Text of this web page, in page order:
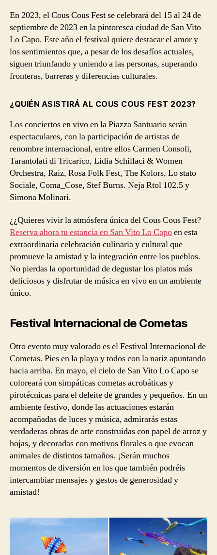
En 2023, el Cous Cous Fest se celebrará del 15 al 24 de
septiembre de 2023 en la pintoresca ciudad de San Vito
Lo Capo. Este año el festival quiere destacar el amor y
los sentimientos que, a pesar de los desafíos actuales,
siguen triunfando y uniendo a las personas, superando
fronteras, barreras y diferencias culturales.
¿QUIÉN ASISTIRÁ AL COUS COUS FEST 2023?
Los conciertos en vivo en la Piazza Santuario serán
espectaculares, con la participación de artistas de
renombre internacional, entre ellos Carmen Consoli,
Tarantolati di Tricarico, Lidia Schillaci & Women
Orchestra, Raiz, Rosa Folk Fest, The Kolors, Lo stato
Sociale, Coma_Cose, Stef Burns. Neja Rtol 102.5 y
Simona Molinari.
¿¿Quieres vivir la atmósfera única del Cous Cous Fest?
Reserva ahora tu estancia en San Vito Lo Capoen esta
extraordinaria celebración culinaria y cultural que
promueve la amistad y la integración entre los pueblos.
No pierdas la oportunidad de degustar los platos más
deliciosos y disfrutar de música en vivo en un ambiente
único.
Festival Internacional de Cometas
Otro evento muy valorado es el Festival Internacional de
Cometas. Pies en la playa y todos con la nariz apuntando
hacia arriba. En mayo, el cielo de San Vito Lo Capo se
coloreará con simpáticas cometas acrobáticas y
pirotécnicas para el deleite de grandes y pequeños. En un
ambiente festivo, donde las actuaciones estarán
acompañadas de luces y música, admirarás estas
verdaderas obras de arte construidas con papel de arroz y
hojas, y decoradas con motivos florales o que evocan
animales de distintos tamaños. ¡Serán muchos
momentos de diversión en los que también podréis
intercambiar mensajes y gestos de generosidad y
amistad!